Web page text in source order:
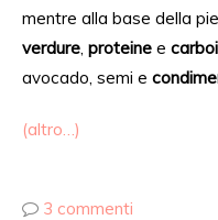
mentre alla base della
verdure, proteine e
avocado, semi e
(altro…)
3 commenti